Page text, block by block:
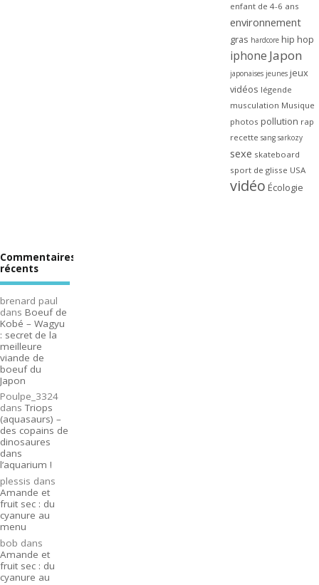
enfant de 4-6 ans
environnement
gras hardcore hip hop
iphone Japon
japonaises jeunes jeux
vidéos légende
musculation Musique
photos pollution rap
recette sang sarkozy
sexe skateboard
sport de glisse USA
vidéo Écologie
Commentaires
récents
brenard paul
dans Boeuf de
Kobé – Wagyu
: secret de la
meilleure
viande de
boeuf du
Japon
Poulpe_3324
dansTriops
(aquasaurs) –
des copains de
dinosaures
dans
l’aquarium !
plessis dans
Amande et
fruit sec : du
cyanure au
menu
bob dans
Amande et
fruit sec : du
cyanure au